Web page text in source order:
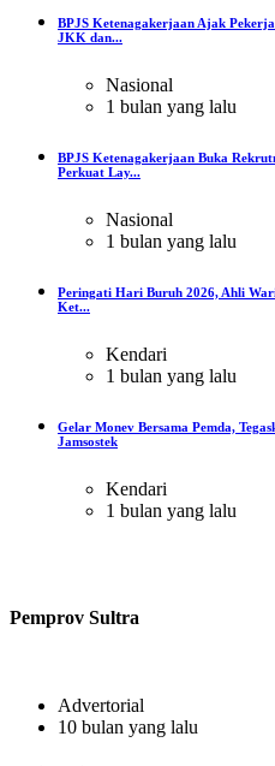
BPJS Ketenagakerjaan Ajak
JKK dan...
Nasional
1 bulan yang lalu
BPJS Ketenagakerjaan Buka
Perkuat Lay...
Nasional
1 bulan yang lalu
Peringati Hari Buruh 2026, Ahli
Ket...
Kendari
1 bulan yang lalu
Gelar Monev Bersama Pemda,
Jamsostek
Kendari
1 bulan yang lalu
Pemprov Sultra
Advertorial
10 bulan yang lalu